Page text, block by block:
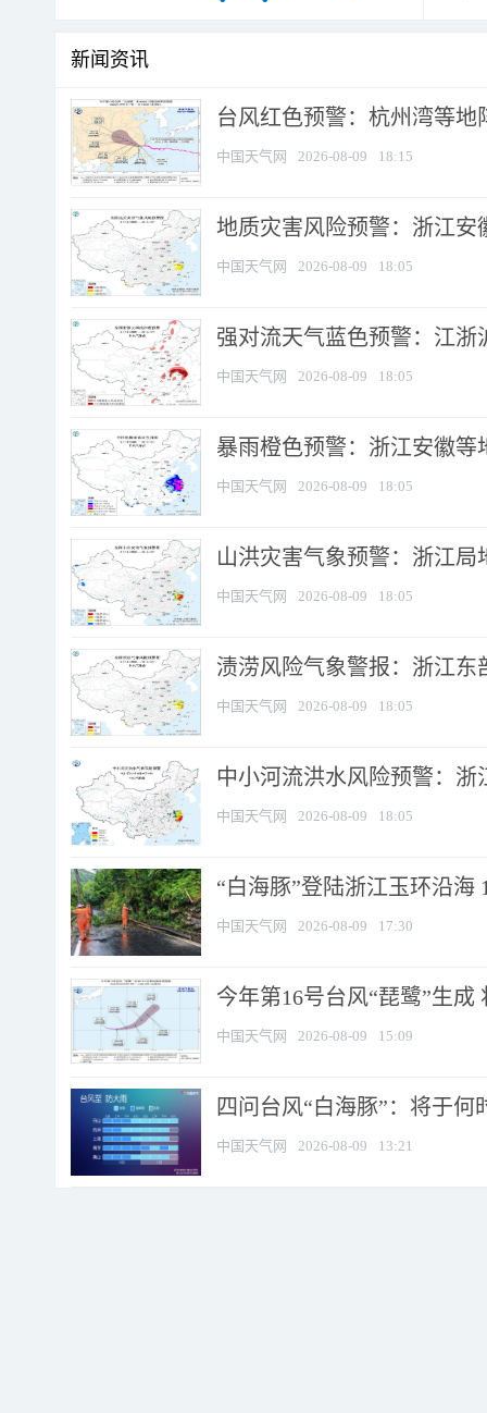
新闻资讯
台风红色预警：杭州湾等地
中国天气网 2026-08-09 18:15
地质灾害风险预警：浙江安
中国天气网 2026-08-09 18:05
强对流天气蓝色预警：江浙
中国天气网 2026-08-09 18:05
暴雨橙色预警：浙江安徽等
中国天气网 2026-08-09 18:05
山洪灾害气象预警：浙江
中国天气网 2026-08-09 18:05
渍涝风险气象警报：浙江
中国天气网 2026-08-09 18:05
中小河流洪水风险预警：
中国天气网 2026-08-09 18:05
“白海豚”登陆浙江玉环沿海
中国天气网 2026-08-09 17:30
今年第16号台风“琵鹭”生
中国天气网 2026-08-09 15:09
四问台风“白海豚”：将于
中国天气网 2026-08-09 13:21